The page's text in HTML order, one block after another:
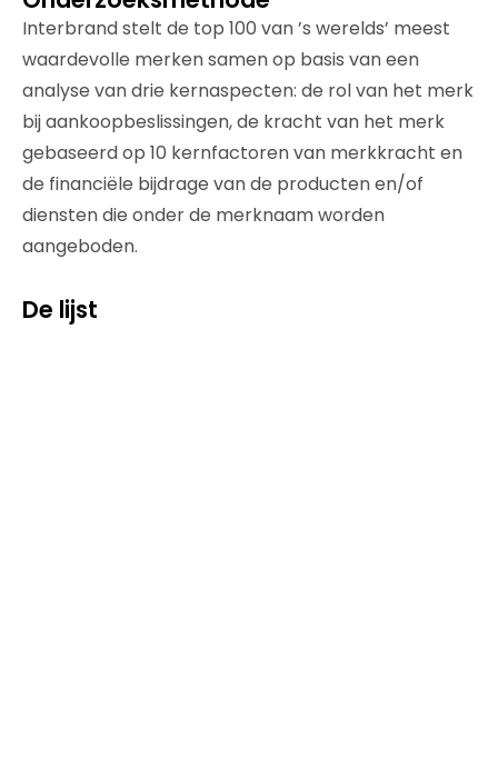
Interbrand stelt de top 100 van ’s werelds’ meest
waardevolle merken samen op basis van een
analyse van drie kernaspecten: de rol van het merk
bij aankoopbeslissingen, de kracht van het merk
gebaseerd op 10 kernfactoren van merkkracht en
de financiële bijdrage van de producten en/of
diensten die onder de merknaam worden
aangeboden.
De lijst